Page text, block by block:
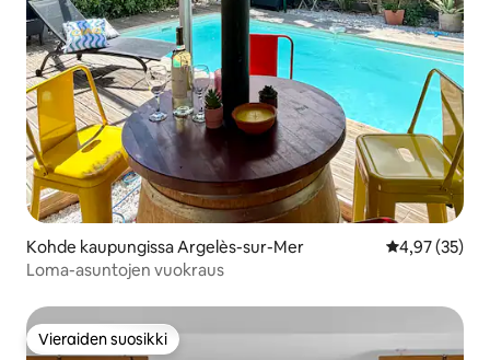
Kohde kaupungissa Argelès-sur-Mer
4,97 (35)
Loma-asuntojen vuokraus
Vieraiden suosikki
Vieraiden suosikki